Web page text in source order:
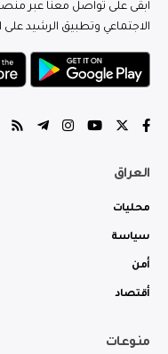
ابقى على تواصل معنا عبر
الاجتماعي وتطبيق الرشيد على
العراق
محليات
سياسة
أمن
أقتصاد
منوعات